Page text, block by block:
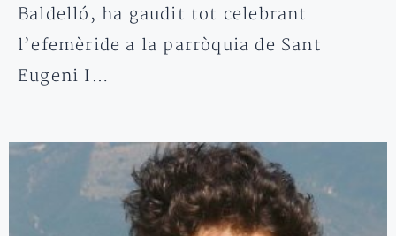
Baldelló, ha gaudit tot celebrant
l’efemèride a la parròquia de Sant
Eugeni I…